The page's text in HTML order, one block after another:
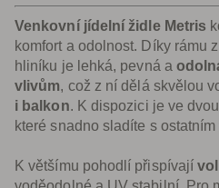
Venkovní jídelní židle Metris
komfort a odolnost. Díky rámu
hliníku je lehká, pevná a
vlivům, což z ní dělá skvělou
i balkon. K dispozici je ve
které snadno sladíte s
K většímu pohodlí přispívají